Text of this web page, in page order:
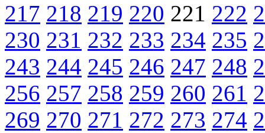
217 218 219 220 221 222
230 231 232 233 234 235
243 244 245 246 247 248
256 257 258 259 260 261
269 270 271 272 273 274